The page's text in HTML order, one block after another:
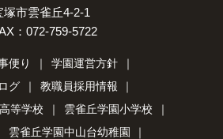
市雲雀丘4-2-1
：072-759-5722
便り
学園運営方針
グ
教職員採用情報
等学校
雲雀丘学園小学校
雲雀丘学園中山台幼稚園